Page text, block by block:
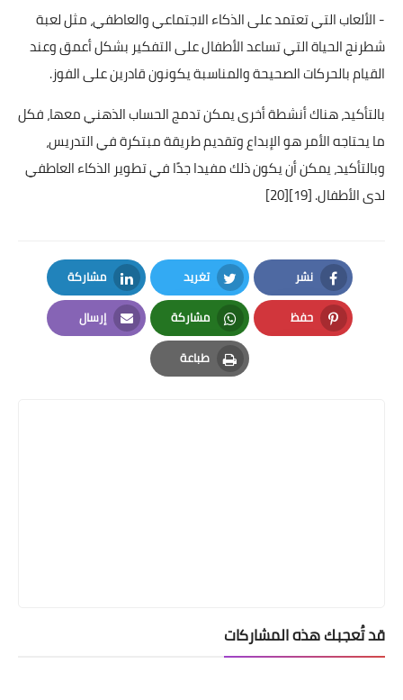
- الألعاب التي تعتمد على الذكاء الاجتماعي والعاطفي، مثل لعبة
شطرنج الحياة التي تساعد الأطفال على التفكير بشكل أعمق وعند
القيام بالحركات الصحيحة والمناسبة يكونون قادرين على الفوز.
بالتأكيد، هناك أنشطة أخرى يمكن تدمج الحساب الذهني معها، فكل
ما يحتاجه الأمر هو الإبداع وتقديم طريقة مبتكرة في التدريس،
وبالتأكيد، يمكن أن يكون ذلك مفيدا جدًا في تطوير الذكاء العاطفي
لدى الأطفال.[19]
[20]
نشر
Facebook
تغريد
Twitter
مشاركة
LinkedIn
حفظ
Pinterest
مشاركة
Whatsapp
إرسال
Email
طباعة
Print
قد تُعجبك هذه المشاركات